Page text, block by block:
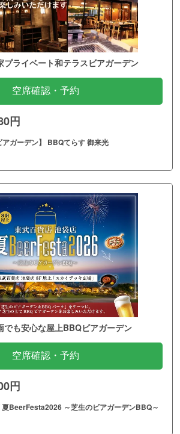
プライベート和テラスビアガーデン
空席確認・予約
円
アガーデン】 BBQてらす 御来光
でも安心な屋上BBQビアガーデン
空席確認・予約
円
BeerFesta2026 ～芝生のビアガーデンBBQ～